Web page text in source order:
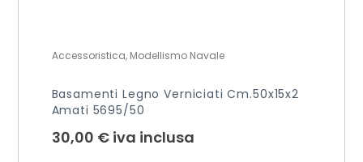
Accessoristica, Modellismo Navale
Basamenti Legno Verniciati Cm.50x15x2
Amati 5695/50
30,00 € iva inclusa